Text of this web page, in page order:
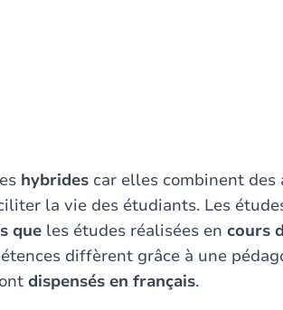
hybrides car elles combinent des
la vie des étudiants. Les
que les études réalisées en cours
diffèrent grâce à une
dispensés en français.